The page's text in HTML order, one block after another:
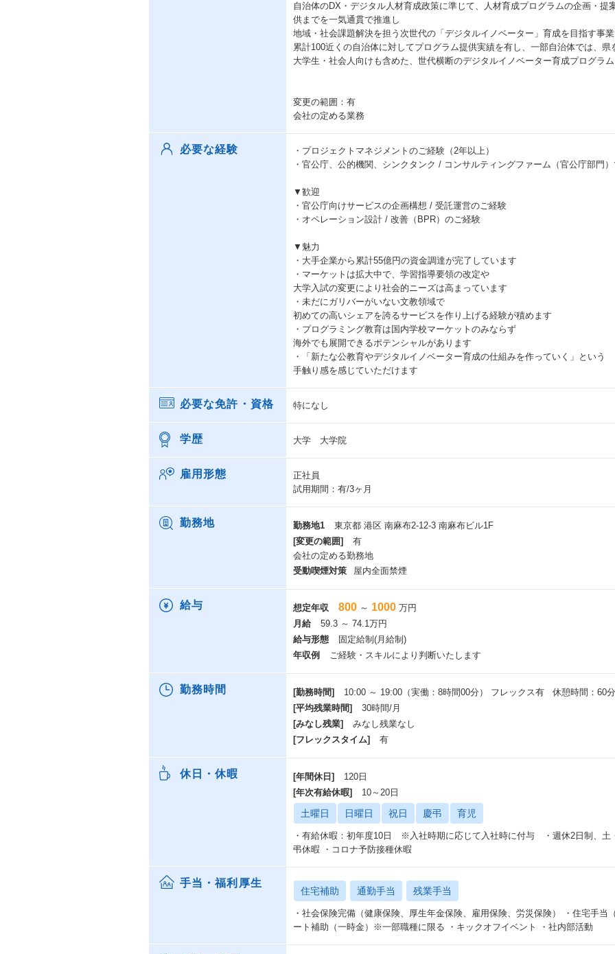
自治体のDX・デジタル人材育成政策に準じて、人材育成プログラムの企画・提
供までを一気通貫で推進し
地域・社会課題解決を担う次世代の「デジタルイノベーター」育成を目指す事
累計100近くの自治体に対してプログラム提供実績を有し、一部自治体では、
大学生・社会人向けも含めた、世代横断のデジタルイノベーター育成プログラ
変更の範囲：有
会社の定める業務
必要な経験
・プロジェクトマネジメントのご経験（2年以上）
・官公庁、公的機関、シンクタンク / コンサルティングファーム（官公庁部門
▼歓迎
・官公庁向けサービスの企画構想 / 受託運営のご経験
・オペレーション設計 / 改善（BPR）のご経験
▼魅力
・大手企業から累計55億円の資金調達が完了しています
・マーケットは拡大中で、学習指導要領の改定や
大学入試の変更により社会的ニーズは高まっています
・未だにガリバーがいない文教領域で
初めての高いシェアを誇るサービスを作り上げる経験が積めます
・プログラミング教育は国内学校マーケットのみならず
海外でも展開できるポテンシャルがあります
・「新たな公教育やデジタルイノベーター育成の仕組みを作っていく」という
手触り感を感じていただけます
必要な免許・資格 特になし
学歴 大学 大学院
雇用形態
正社員
試用期間：有/3ヶ月
勤務地 勤務地1
東京都 港区 南麻布2-12-3 南麻布ビル1F
[変更の範囲]
有
会社の定める勤務地
受動喫煙対策
屋内全面禁煙
給与 想定年収 800 ～ 1000 万円
月給
59.3 ～ 74.1万円
給与形態
固定給制(月給制)
年収例
ご経験・スキルにより判断いたします
勤務時間 [勤務時間]
10:00 ～ 19:00（実働：8時間00分） フレックス有 休憩時間：60分
[平均残業時間]
30時間/月
[みなし残業]
みなし残業なし
[フレックスタイム]
有
休日・休暇 [年間休日]
120日
[年次有給休暇]
10～20日
土曜日 日曜日 祝日 慶弔 育児
・有給休暇：初年度10日 ※入社時期に応じて入社時に付与 ・週休2日制、⼟
弔休暇 ・コロナ予防接種休暇
手当・福利厚生
住宅補助 通勤手当 残業手当
・社会保険完備（健康保険、厚生年金保険、雇用保険、労災保険） ・住宅手当
ート補助（一時金）※一部職種に限る ・キックオフイベント ・社内部活動